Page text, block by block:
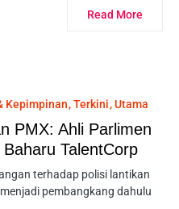
Read More
Kepimpinan Terkini Utama
PMX: Ahli Parlimen
TalentCorp
terhadap polisi lantikan
pembangkang dahulu